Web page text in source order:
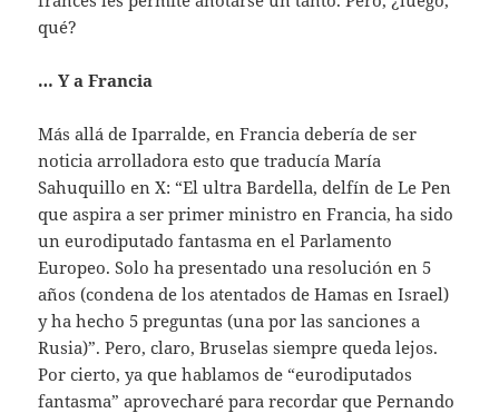
qué?
… Y a Francia
Más allá de Iparralde, en Francia debería de ser
noticia arrolladora esto que traducía María
Sahuquillo en X: “El ultra Bardella, delfín de Le Pen
que aspira a ser primer ministro en Francia, ha sido
un eurodiputado fantasma en el Parlamento
Europeo. Solo ha presentado una resolución en 5
años (condena de los atentados de Hamas en Israel)
y ha hecho 5 preguntas (una por las sanciones a
Rusia)”. Pero, claro, Bruselas siempre queda lejos.
Por cierto, ya que hablamos de “eurodiputados
fantasma” aprovecharé para recordar que Pernando